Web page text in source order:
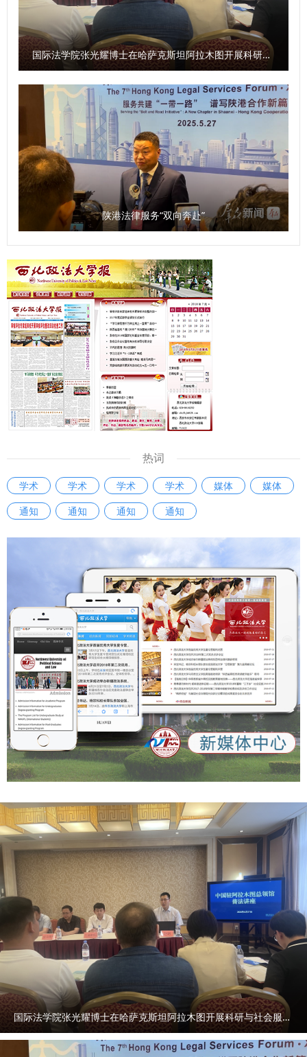
系交流研讨会，围绕司法制度沿革、法律体系特色与法治改革
经验等议题展开交流研讨，在专业对话中深化了对彼此法治实
践的理解，为后续合作凝聚专业共识。 省委外办有关同志；
我校相关职能部门、学院主要负责人参加签约仪式。 （供
稿：国际交流与合作处 撰稿：王梦琳 审核：王莹莹）
国际法学院张光耀博士在哈萨克斯坦阿拉木图开展科研与社会服务活动
陕港法律服务“双向奔赴”
热词
学术 学术 学术 学术 媒体
媒体
通知
通知 通知 通知
国际法学院张光耀博士在哈萨克斯坦阿拉木图开展科研与社会服务活动